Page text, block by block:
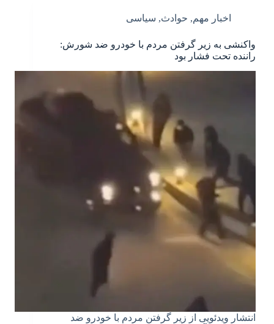
اخبار مهم, حوادث, سیاسی
واکنشی به زیر گرفتن مردم با خودرو ضد شورش:
راننده تحت فشار بود
انتشار ویدئویی از زیر گرفتن مردم با خودرو ضد